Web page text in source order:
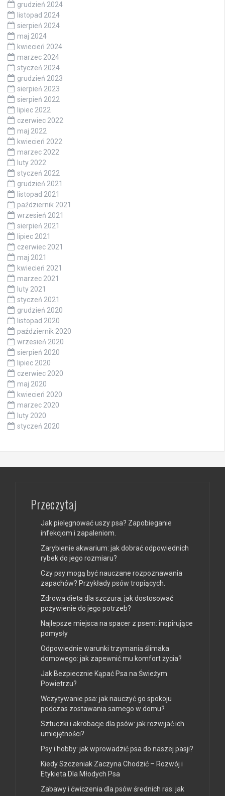
grudzień 2024
listopad 2024
sierpień 2024
maj 2024
kwiecień 2024
marzec 2024
styczeń 2024
grudzień 2023
sierpień 2023
sierpień 2022
lipiec 2022
czerwiec 2022
maj 2022
kwiecień 2022
marzec 2022
luty 2022
styczeń 2022
grudzień 2021
listopad 2021
październik 2021
wrzesień 2021
sierpień 2021
lipiec 2021
czerwiec 2021
maj 2021
kwiecień 2021
marzec 2021
luty 2021
styczeń 2021
grudzień 2020
listopad 2020
październik 2020
wrzesień 2020
sierpień 2020
lipiec 2020
czerwiec 2020
maj 2020
kwiecień 2020
marzec 2020
luty 2020
styczeń 2020
Przeczytaj
Jak pielęgnować uszy psa? Zapobieganie
infekcjom i zapaleniom.
Zarybienie akwarium: jak dobrać odpowiednich
rybek do jego rozmiaru?
Czy psy mogą być nauczane rozpoznawania
zapachów? Przykłady psów tropiących.
Zdrowa dieta dla szczura: jak dostosować
pożywienie do jego potrzeb?
Najlepsze miejsca na spacer z psem: inspirujące
pomysły
Odpowiednie warunki trzymania ślimaka
domowego: jak zapewnić mu komfort życia?
Jak Bezpiecznie Kąpać Psa na Świeżym
Powietrzu?
Wczytywanie psa: jak nauczyć go spokoju
podczas zostawania samego w domu?
Sztuczki i akrobacje dla psów: jak rozwijać ich
umiejętności?
Psy i hobby: jak wprowadzić psa do naszej pasji?
Kiedy Szczeniak Zaczyna Chodzić – Rozwój i
Etykieta Dla Młodych Psa
Zabawy i ćwiczenia dla psów średnich ras: jak